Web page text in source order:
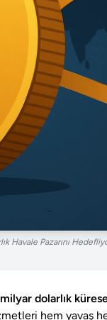
Havale Pazarını
dolarlık
hem yavaş